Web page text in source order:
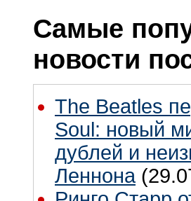
Самые
новости
The Beatles
Soul: новый
дублей и
Леннона